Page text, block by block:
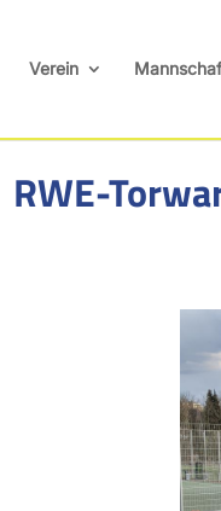
Verein
RWE-